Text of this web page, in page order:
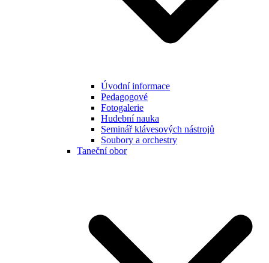
Úvodní informace
Pedagogové
Fotogalerie
Hudební nauka
Seminář klávesových nástrojů
Soubory a orchestry
Taneční obor